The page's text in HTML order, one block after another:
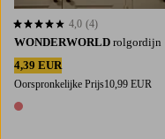
WONDERWORLD rolgordijn
4,39 EUR
Oorspronkelijke Prijs10,99 EUR
1 kleur
4,0 op basis van 4 beoordelingen
4,0 (4)